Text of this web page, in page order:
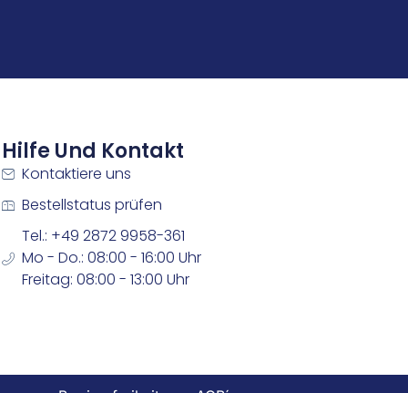
Hilfe Und Kontakt
Kontaktiere uns
Bestellstatus prüfen
Tel.: +49 2872 9958-361
Mo - Do.: 08:00 - 16:00 Uhr
Freitag: 08:00 - 13:00 Uhr